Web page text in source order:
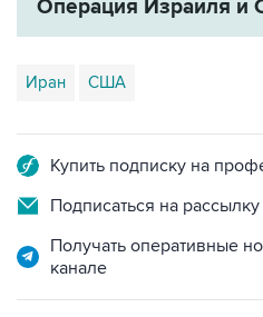
Операция Израиля и
Иран США
Купить подписку на
Подписаться на
Получать оперативные
канале